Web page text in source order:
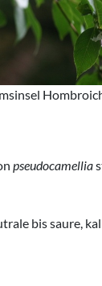
pseudocamellia
bis saure,